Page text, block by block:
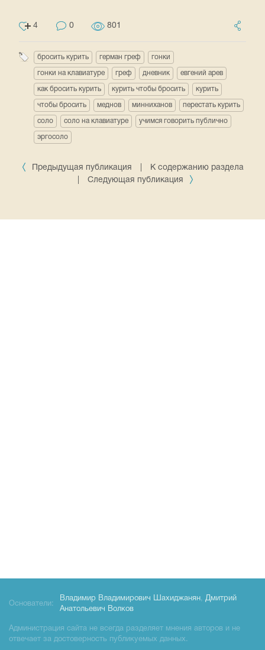
4 0 801
бросить курить герман греф гонки
гонки на клавиатуре греф дневник евгений арев
как бросить курить курить чтобы бросить курить
чтобы бросить меднов минниханов перестать курить
соло соло на клавиатуре учимся говорить публично
эргосоло
Предыдущая публикация
К содержанию раздела
Следующая публикация
Основатели:
Владимир Владимирович Шахиджанян, Дмитрий
Анатольевич Волков
Администрация сайта не всегда разделяет мнения авторов и не
отвечает за достоверность публикуемых данных.